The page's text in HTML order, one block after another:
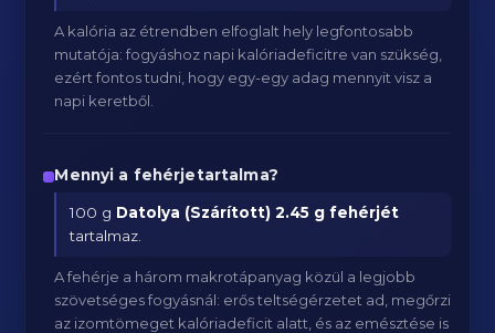
A kalória az étrendben elfoglalt hely legfontosabb
mutatója: fogyáshoz napi kalóriadeficitre van szükség,
ezért fontos tudni, hogy egy-egy adag mennyit visz a
napi keretből.
Mennyi a fehérjetartalma?
100 g Datolya (Szárított) 2.45 g fehérjét
tartalmaz.
A fehérje a három makrotápanyag közül a legjobb
szövetséges fogyásnál: erős teltségérzetet ad, megőrzi
az izomtömeget kalóriadeficit alatt, és az emésztése is